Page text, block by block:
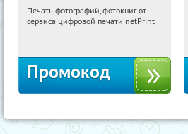
02:49:56 Получили:
Печать фотографий, фотокниг от
сервиса цифровой печати netPrint
Промокод